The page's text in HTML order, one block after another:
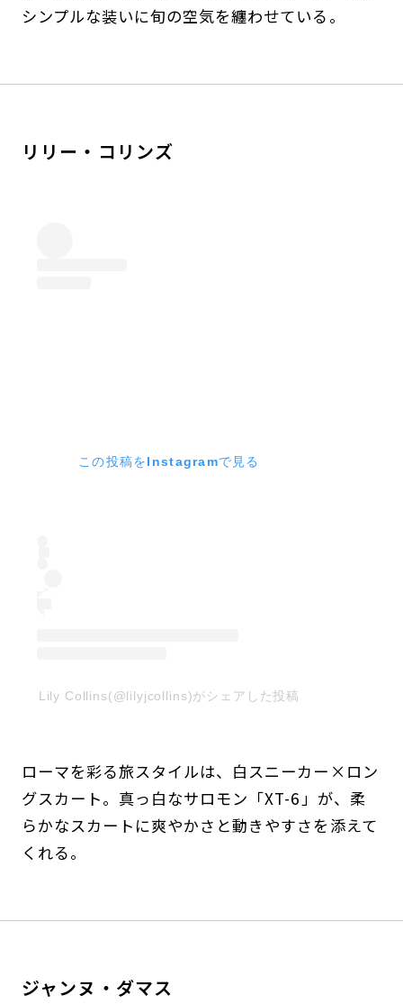
シンプルな装いに旬の空気を纏わせている。
リリー・コリンズ
この投稿をInstagramで見る
Lily Collins(@lilyjcollins)がシェアした投稿
ローマを彩る旅スタイルは、白スニーカー×ロン
グスカート。真っ白なサロモン「XT-6」が、柔
らかなスカートに爽やかさと動きやすさを添えて
くれる。
ジャンヌ・ダマス